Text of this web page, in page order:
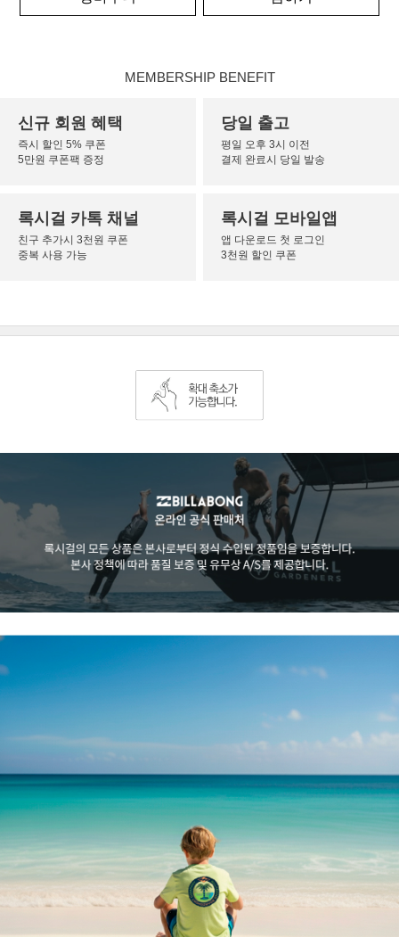
MEMBERSHIP BENEFIT
신규 회원 혜택
즉시 할인 5% 쿠폰
5만원 쿠폰팩 증정
당일 출고
평일 오후 3시 이전
결제 완료시 당일 발송
록시걸 카톡 채널
친구 추가시 3천원 쿠폰
중복 사용 가능
록시걸 모바일앱
앱 다운로드 첫 로그인
3천원 할인 쿠폰